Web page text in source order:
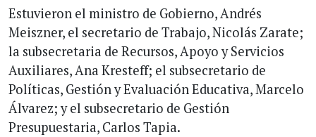
Estuvieron el ministro de Gobierno, Andrés
Meiszner, el secretario de Trabajo, Nicolás Zarate;
la subsecretaria de Recursos, Apoyo y Servicios
Auxiliares, Ana Kresteff; el subsecretario de
Políticas, Gestión y Evaluación Educativa, Marcelo
Álvarez; y el subsecretario de Gestión
Presupuestaria, Carlos Tapia.